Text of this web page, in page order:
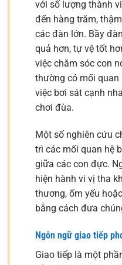
với số lượng thành
đến hàng trăm,
các đàn lớn. Bầy
quả hơn, tự vệ tốt
việc chăm sóc con
thường có mối quan
việc bơi sát cạnh
chơi đùa.
Một số nghiên cứu
trì các mối quan hệ
giữa các con đực.
hiện hành vi vị tha
thương, ốm yếu
bằng cách đưa
Ngôn ngữ giao tiếp
Giao tiếp là một